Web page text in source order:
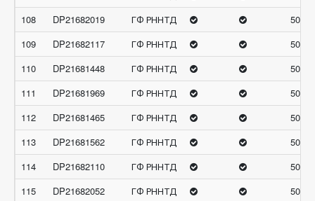
108
DP21682019 ГФ РННТД
109
DP21682117 ГФ РННТД
50.79
110
DP21681448 ГФ РННТД
111
DP21681969 ГФ РННТД
112
DP21681465 ГФ РННТД
50.54
113
DP21681562 ГФ РННТД
50.49
114
DP21682110 ГФ РННТД
50.46
115
DP21682052 ГФ РННТД